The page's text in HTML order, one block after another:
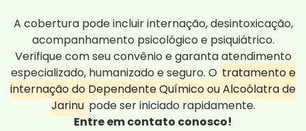
A cobertura pode incluir internação, desintoxicação,
acompanhamento psicológico e psiquiátrico.
Verifique com seu convênio e garanta atendimento
especializado, humanizado e seguro. O tratamento e
internação do Dependente Químico ou Alcoólatra de
Jarinu pode ser iniciado rapidamente.
Entre em contato conosco!